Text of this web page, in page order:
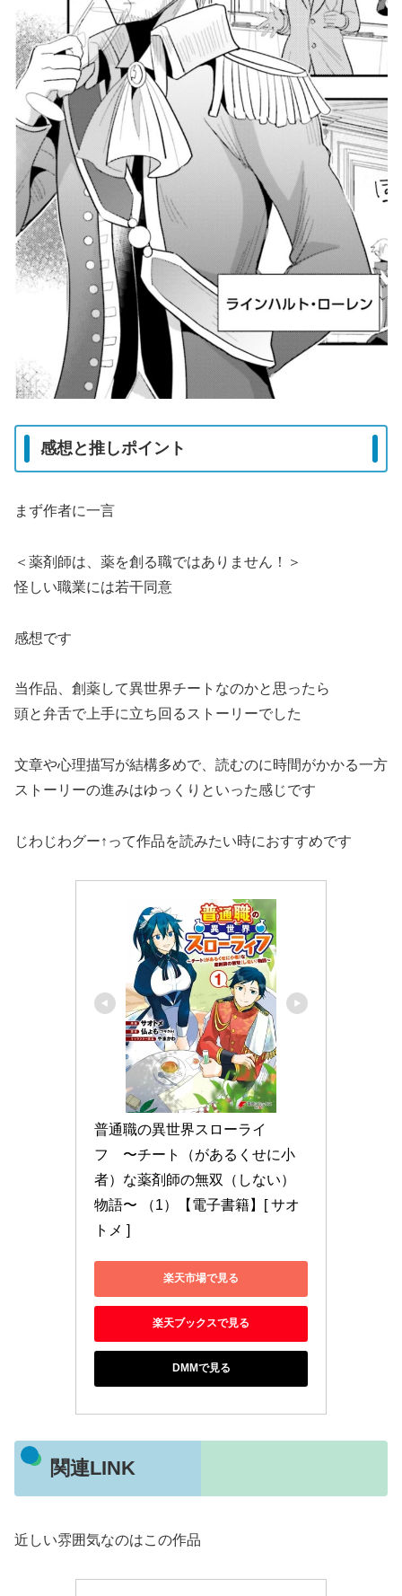
感想と推しポイント
まず作者に一言
＜薬剤師は、薬を創る職ではありません！＞
怪しい職業には若干同意
感想です
当作品、創薬して異世界チートなのかと思ったら
頭と弁舌で上手に立ち回るストーリーでした
文章や心理描写が結構多めで、読むのに時間がかかる一方
ストーリーの進みはゆっくりといった感じです
じわじわグー↑って作品を読みたい時におすすめです
普通職の異世界スローライ
フ　〜チート（があるくせに小
者）な薬剤師の無双（しない）
物語〜 （1）【電子書籍】[ サオ
トメ ]
楽天市場で見る
楽天ブックスで見る
DMMで見る
関連LINK
近しい雰囲気なのはこの作品